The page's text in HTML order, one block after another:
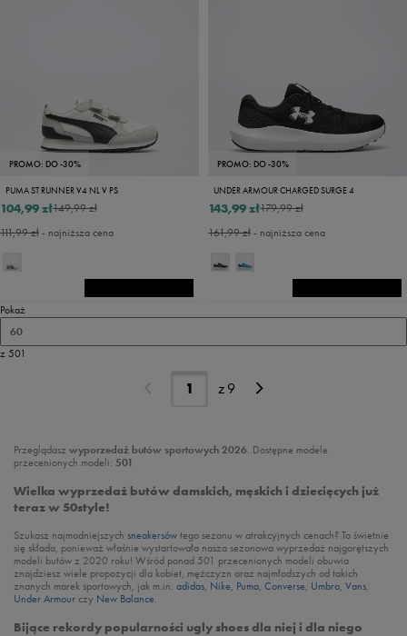
PROMO: DO -30%
PUMA ST RUNNER V4 NL V PS
149,99 zł
104,99 zł
111,99 zł- najniższa cena
PROMO: DO -30%
UNDER ARMOUR CHARGED SURGE 4
179,99 zł
143,99 zł
161,99 zł- najniższa cena
Pokaż
60
z 501
z9
Przeglądasz wyporzedaż butów sportowych 2026. Dostępne modele
przecenionych modeli: 501
Wielka wyprzedaż butów damskich, męskich i dziecięcych już
teraz w 50style!
Szukasz najmodniejszych sneakersówtego sezonu w atrakcyjnych cenach? To świetnie
się składa, ponieważ właśnie wystartowała nasza sezonowa wyprzedaż najgorętszych
modeli butów z 2020 roku! Wśród ponad 501 przecenionych modeli obuwia
znajdziesz wiele propozycji dla kobiet, mężczyzn oraz najmłodszych od takich
znanych marek sportowych, jak m.in. adidas, Nike, Puma, Converse, Umbro, Vans,
Under Armourczy New Balance.
Bijące rekordy popularności ugly shoes dla niej i dla niego